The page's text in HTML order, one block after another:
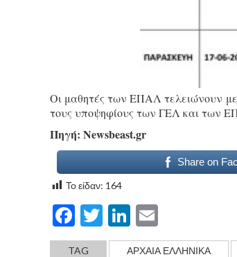
Οι μαθητές των ΕΠΑΛ τελειώνουν με
τους υποψηφίους των ΓΕΛ και των
Πηγή: Νewsbeast.gr
Share on
Το είδαν: 164
Facebook
TwitterLinkedIn
TAG ΑΡΧΑΙΑ ΕΛΛΗΝΙΚΑ